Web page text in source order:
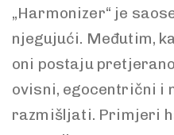
„Harmonizer“ je
njegujući. Međutim,
oni postaju
ovisni, egocentrični i
razmišljati. Primjeri